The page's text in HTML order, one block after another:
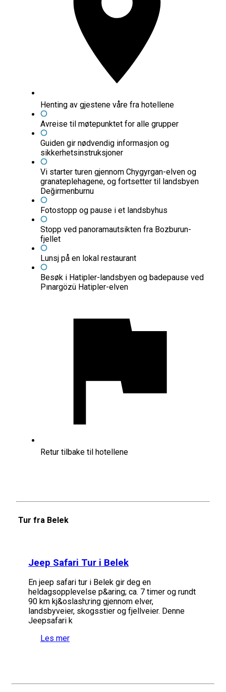
Henting av gjestene våre fra hotellene
Avreise til møtepunktet for alle grupper
Guiden gir nødvendig informasjon og
sikkerhetsinstruksjoner
Vi starter turen gjennom Chygyrgan-elven og
granateplehagene, og fortsetter til landsbyen
Değirmenburnu
Fotostopp og pause i et landsbyhus
Stopp ved panoramautsikten fra Bozburun-
fjellet
Lunsj på en lokal restaurant
Besøk i Hatipler-landsbyen og badepause ved
Pınargözü Hatipler-elven
Retur tilbake til hotellene
Tur fra Belek
Jeep Safari Tur i Belek
En jeep safari tur i Belek gir deg en
heldagsopplevelse p&aring; ca. 7 timer og rundt
90 km kj&oslash;ring gjennom elver,
landsbyveier, skogsstier og fjellveier. Denne
Jeepsafari k
Les mer